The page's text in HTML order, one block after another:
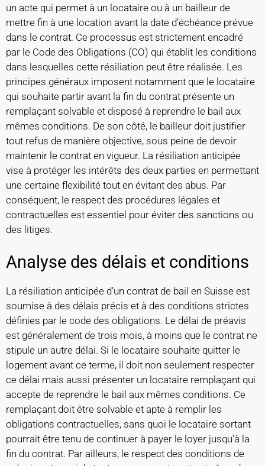
un acte qui permet à un locataire ou à un bailleur de
mettre fin à une location avant la date d’échéance prévue
dans le contrat. Ce processus est strictement encadré
par le Code des Obligations (CO) qui établit les conditions
dans lesquelles cette résiliation peut être réalisée. Les
principes généraux imposent notamment que le locataire
qui souhaite partir avant la fin du contrat présente un
remplaçant solvable et disposé à reprendre le bail aux
mêmes conditions. De son côté, le bailleur doit justifier
tout refus de manière objective, sous peine de devoir
maintenir le contrat en vigueur. La résiliation anticipée
vise à protéger les intérêts des deux parties en permettant
une certaine flexibilité tout en évitant des abus. Par
conséquent, le respect des procédures légales et
contractuelles est essentiel pour éviter des sanctions ou
des litiges.
Analyse des délais et conditions
La résiliation anticipée d’un contrat de bail en Suisse est
soumise à des délais précis et à des conditions strictes
définies par le code des obligations. Le délai de préavis
est généralement de trois mois, à moins que le contrat ne
stipule un autre délai. Si le locataire souhaite quitter le
logement avant ce terme, il doit non seulement respecter
ce délai mais aussi présenter un locataire remplaçant qui
accepte de reprendre le bail aux mêmes conditions. Ce
remplaçant doit être solvable et apte à remplir les
obligations contractuelles, sans quoi le locataire sortant
pourrait être tenu de continuer à payer le loyer jusqu’à la
fin du contrat. Par ailleurs, le respect des conditions de